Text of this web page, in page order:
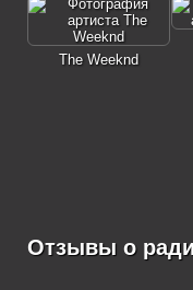
The Weeknd
Отзывы о